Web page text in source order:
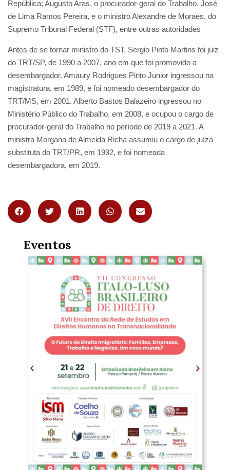
República; Augusto Aras, o procurador-geral do Trabalho, José
de Lima Ramos Pereira, e o ministro Alexandre de Moraes, do
Supremo Tribunal Federal (STF), entre outras autoridades
Antes de se tornar ministro do TST, Sergio Pinto Martins foi juiz
do TRT/SP, de 1990 a 2007, ano em que foi promovido a
desembargador. Amaury Rodrigues Pinto Junior ingressou na
magistratura, em 1989, e foi nomeado desembargador do
TRT/MS, em 2001. Alberto Bastos Balazeiro ingressou no
Ministério Público do Trabalho, em 2008, e ocupou o cargo de
procurador-geral do Trabalho no período de 2019 a 2021. A
ministra Morgana de Almeida Richa assumiu o cargo de juíza
substituta do TRT/PR, em 1992, e foi nomeada
desembargadora, em 2019.
Eventos